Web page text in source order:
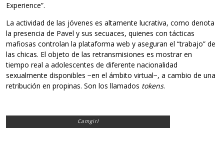
Experience”.
La actividad de las jóvenes es altamente lucrativa, como denota
la presencia de Pavel y sus secuaces, quienes con tácticas
mafiosas controlan la plataforma web y aseguran el “trabajo” de
las chicas. El objeto de las retransmisiones es mostrar en
tiempo real a adolescentes de diferente nacionalidad
sexualmente disponibles −en el ámbito virtual−, a cambio de una
retribución en propinas. Son los llamados tokens.
Camgirl